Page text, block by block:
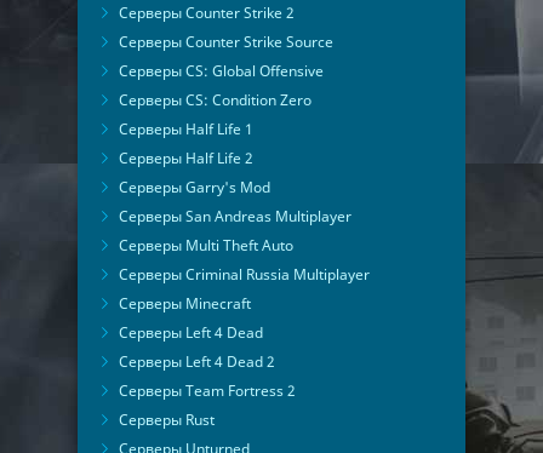
Серверы Counter Strike 2
Серверы Counter Strike Source
Серверы CS: Global Offensive
Серверы CS: Condition Zero
Серверы Half Life 1
Серверы Half Life 2
Серверы Garry's Mod
Серверы San Andreas Multiplayer
Серверы Multi Theft Auto
Серверы Criminal Russia Multiplayer
Серверы Minecraft
Серверы Left 4 Dead
Серверы Left 4 Dead 2
Серверы Team Fortress 2
Серверы Rust